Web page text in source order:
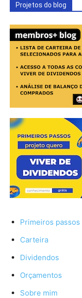
Projetos do blog
Primeiros
Carteira
Dividendos
Orçamentos
Sobre mim